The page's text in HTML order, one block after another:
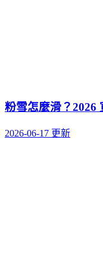
粉雪怎麼滑？2026
2026-06-17 更新